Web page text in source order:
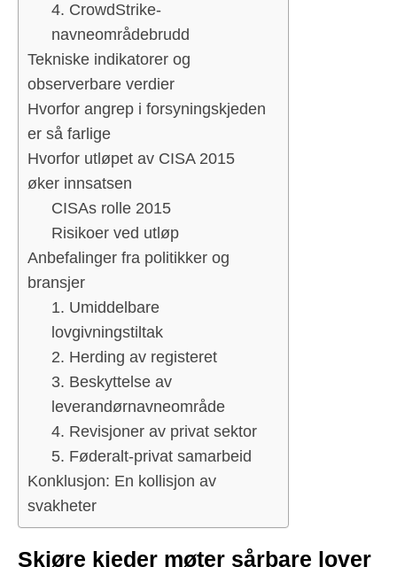
4. CrowdStrike-
navneområdebrudd
Tekniske indikatorer og
observerbare verdier
Hvorfor angrep i forsyningskjeden
er så farlige
Hvorfor utløpet av CISA 2015
øker innsatsen
CISAs rolle 2015
Risikoer ved utløp
Anbefalinger fra politikker og
bransjer
1. Umiddelbare
lovgivningstiltak
2. Herding av registeret
3. Beskyttelse av
leverandørnavneområde
4. Revisjoner av privat sektor
5. Føderalt-privat samarbeid
Konklusjon: En kollisjon av
svakheter
Skjøre kjeder møter sårbare lover